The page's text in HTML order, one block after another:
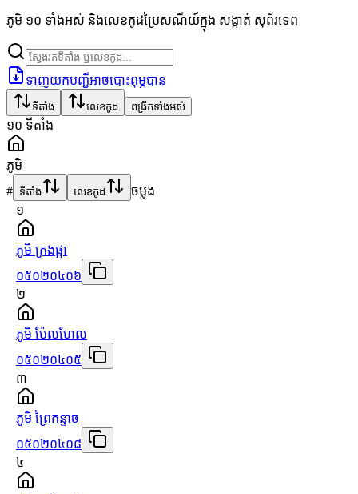
ភូមិ ១០ ទាំងអស់ និងលេខកូដប្រៃសណីយ៍ក្នុង សង្កាត់ សុព័រទេព
ទាញយកបញ្ជីអាចបោះពុម្ភបាន
ទីតាំង លេខកូដ ពង្រីកទាំងអស់
១០ ទីតាំង
ភូមិ
# ទីតាំង លេខកូដ
ចម្លង
១
ភូមិ ក្រងផ្កា
០៥០២០៤០៦
២
ភូមិ ប៉ែលហែល
០៥០២០៤០៥
៣
ភូមិ ព្រៃកន្ទាច
០៥០២០៤០៨
៤